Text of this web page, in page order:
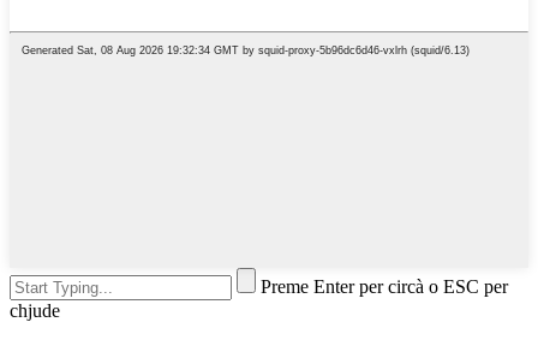
Preme Enter per circà o ESC per
chjude